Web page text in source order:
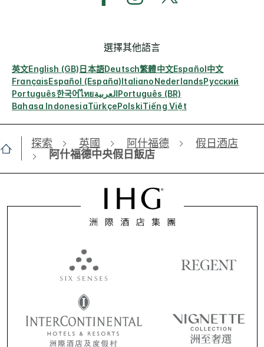
選擇其他語言
英文English (GB)日本語Deutsch繁體中文Español中文
FrançaisEspañol (España)ItalianoNederlandsРусский
Português한국어ไทยالعربيةPortuguês (BR)
Bahasa IndonesiaTürkçePolskiTiếng Việt
探索 英國 阿什福德
假日酒店
阿什福德中央假日飯店